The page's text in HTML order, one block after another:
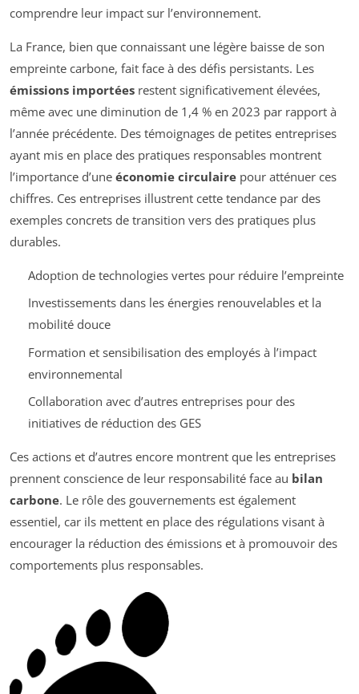
comprendre leur impact sur l’environnement.
La France, bien que connaissant une légère baisse de son
empreinte carbone, fait face à des défis persistants. Les
émissions importées restent significativement élevées,
même avec une diminution de 1,4 % en 2023 par rapport à
l’année précédente. Des témoignages de petites entreprises
ayant mis en place des pratiques responsables montrent
l’importance d’une économie circulaire pour atténuer ces
chiffres. Ces entreprises illustrent cette tendance par des
exemples concrets de transition vers des pratiques plus
durables.
Adoption de technologies vertes pour réduire l’empreinte
Investissements dans les énergies renouvelables et la
mobilité douce
Formation et sensibilisation des employés à l’impact
environnemental
Collaboration avec d’autres entreprises pour des
initiatives de réduction des GES
Ces actions et d’autres encore montrent que les entreprises
prennent conscience de leur responsabilité face au bilan
carbone. Le rôle des gouvernements est également
essentiel, car ils mettent en place des régulations visant à
encourager la réduction des émissions et à promouvoir des
comportements plus responsables.